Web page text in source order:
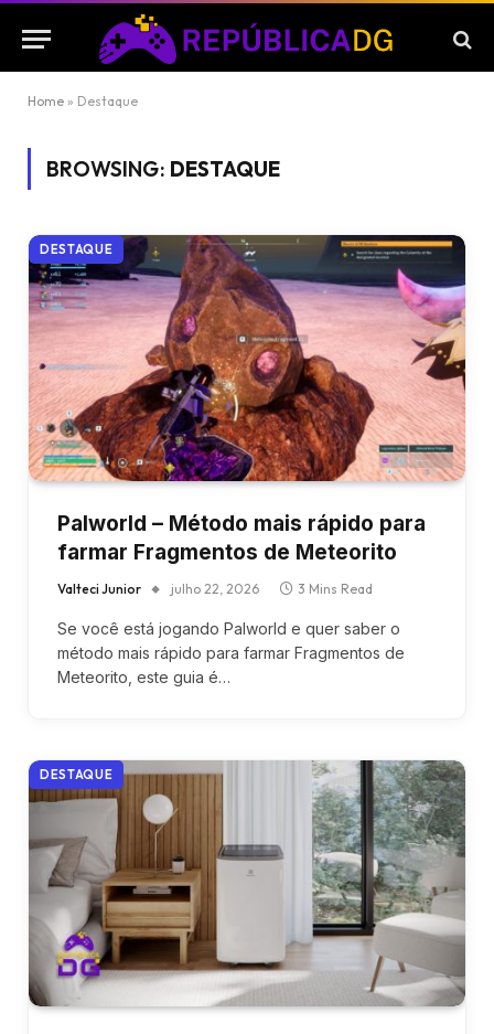
Home » Destaque
BROWSING: DESTAQUE
DESTAQUE
Palworld – Método mais rápido para
farmar Fragmentos de Meteorito
Valteci Junior julho 22, 2026 3 Mins Read
Se você está jogando Palworld e quer saber o
método mais rápido para farmar Fragmentos de
Meteorito, este guia é…
DESTAQUE